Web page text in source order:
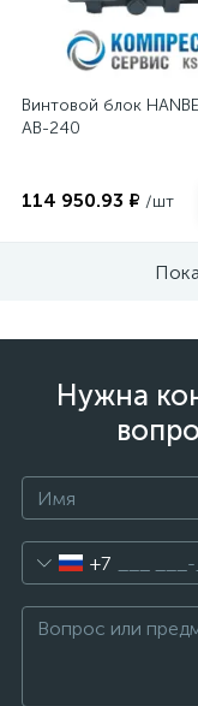
Винтовой блок
AB-240
114 950.93 ₽ /шт
Нужна
+7